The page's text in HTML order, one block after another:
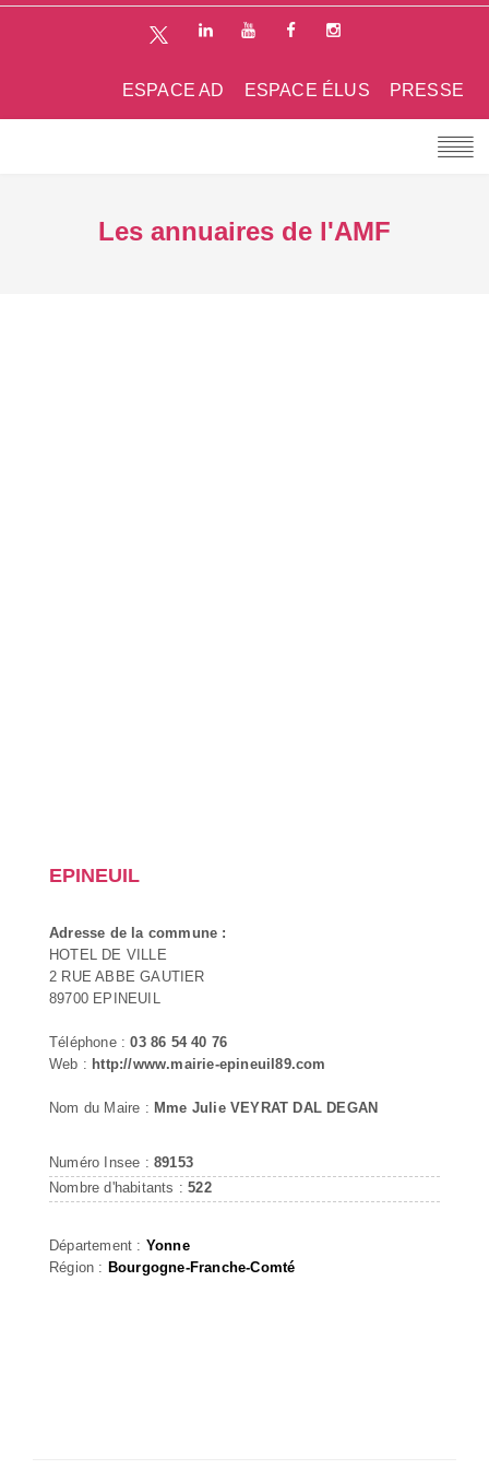
PRESSE
ESPACE ÉLUS
ESPACE AD
Les annuaires de l'AMF
EPINEUIL
Adresse de la commune :
HOTEL DE VILLE
2 RUE ABBE GAUTIER
89700 EPINEUIL
Téléphone :03 86 54 40 76
Web : http://www.mairie-epineuil89.com
Nom du Maire : Mme Julie VEYRAT DAL DEGAN
Numéro Insee : 89153
Nombre d'habitants :522
Département : Yonne
Région : Bourgogne-Franche-Comté